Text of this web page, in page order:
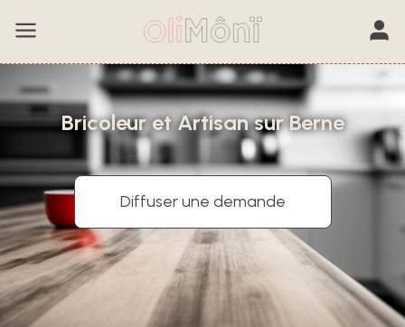
Bricoleur et Artisan sur Berne
Diffuser une demande